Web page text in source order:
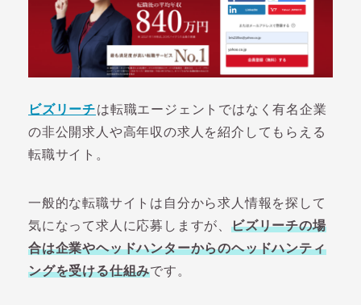
ビズリーチは転職エージェントではなく有名企業
の非公開求人や高年収の求人を紹介してもらえる
転職サイト。
一般的な転職サイトは自分から求人情報を探して
気になって求人に応募しますが、 ビズリーチの場
合は企業やヘッドハンターからのヘッドハンティ
ングを受ける仕組みです。